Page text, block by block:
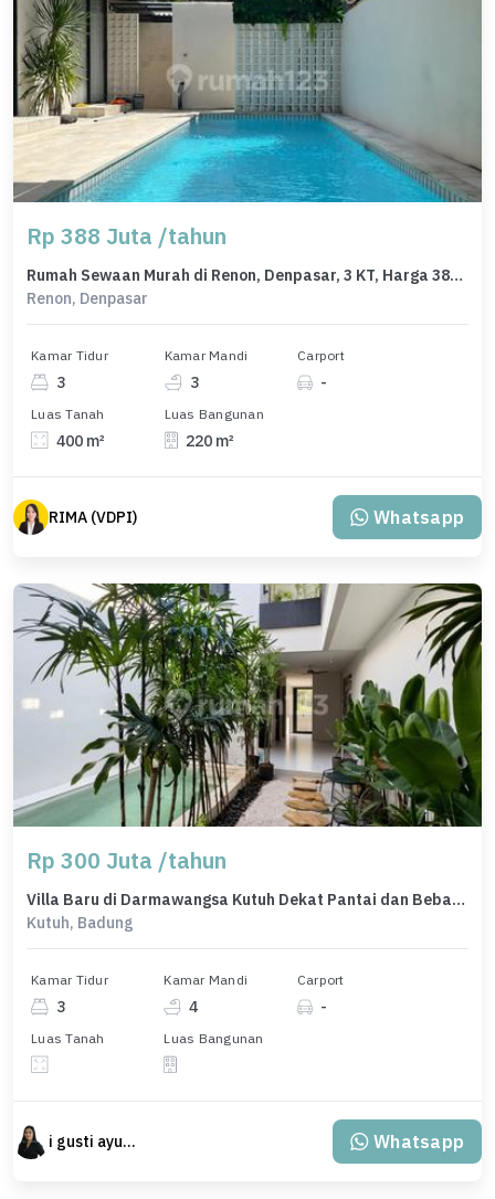
Rp 388 Juta /tahun
Rumah Sewaan Murah di Renon, Denpasar, 3 KT, Harga 388 Juta /tahun
Renon, Denpasar
Kamar Tidur
3
Kamar Mandi
3
Carport
-
Luas Tanah
400 m²
Luas Bangunan
220 m²
RIMA (VDPI) Whatsapp
Rp 300 Juta /tahun
Villa Baru di Darmawangsa Kutuh Dekat Pantai dan Bebas Banjir
Kutuh, Badung
Kamar Tidur
3
Kamar Mandi
4
Carport
-
Luas Tanah Luas Bangunan
i gusti ayu agung trisnadewi Whatsapp